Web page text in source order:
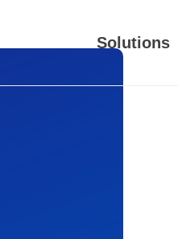
Solutions